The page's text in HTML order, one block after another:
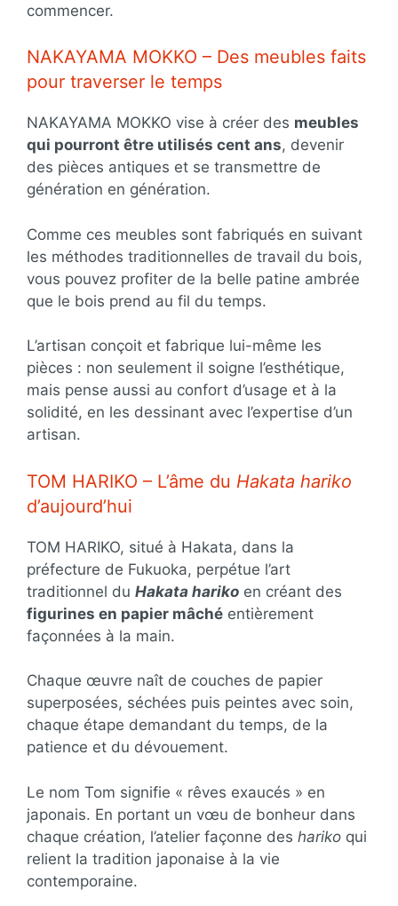
commencer.
NAKAYAMA MOKKO – Des meubles faits
pour traverser le temps
NAKAYAMA MOKKO vise à créer des meubles
qui pourront être utilisés cent ans, devenir
des pièces antiques et se transmettre de
génération en génération.
Comme ces meubles sont fabriqués en suivant
les méthodes traditionnelles de travail du bois,
vous pouvez profiter de la belle patine ambrée
que le bois prend au fil du temps.
L’artisan conçoit et fabrique lui-même les
pièces : non seulement il soigne l’esthétique,
mais pense aussi au confort d’usage et à la
solidité, en les dessinant avec l’expertise d’un
artisan.
TOM HARIKO – L’âme du Hakata hariko
d’aujourd’hui
TOM HARIKO, situé à Hakata, dans la
préfecture de Fukuoka, perpétue l’art
traditionnel du Hakata hariko en créant des
figurines en papier mâché entièrement
façonnées à la main.
Chaque œuvre naît de couches de papier
superposées, séchées puis peintes avec soin,
chaque étape demandant du temps, de la
patience et du dévouement.
Le nom Tom signifie « rêves exaucés » en
japonais. En portant un vœu de bonheur dans
chaque création, l’atelier façonne des hariko qui
relient la tradition japonaise à la vie
contemporaine.